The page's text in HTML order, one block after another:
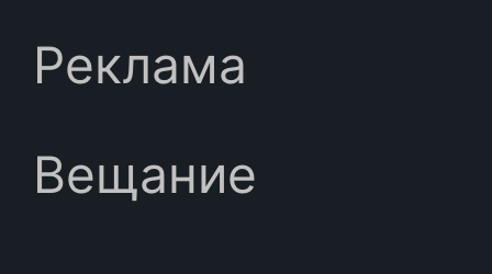
Реклама
Вещание